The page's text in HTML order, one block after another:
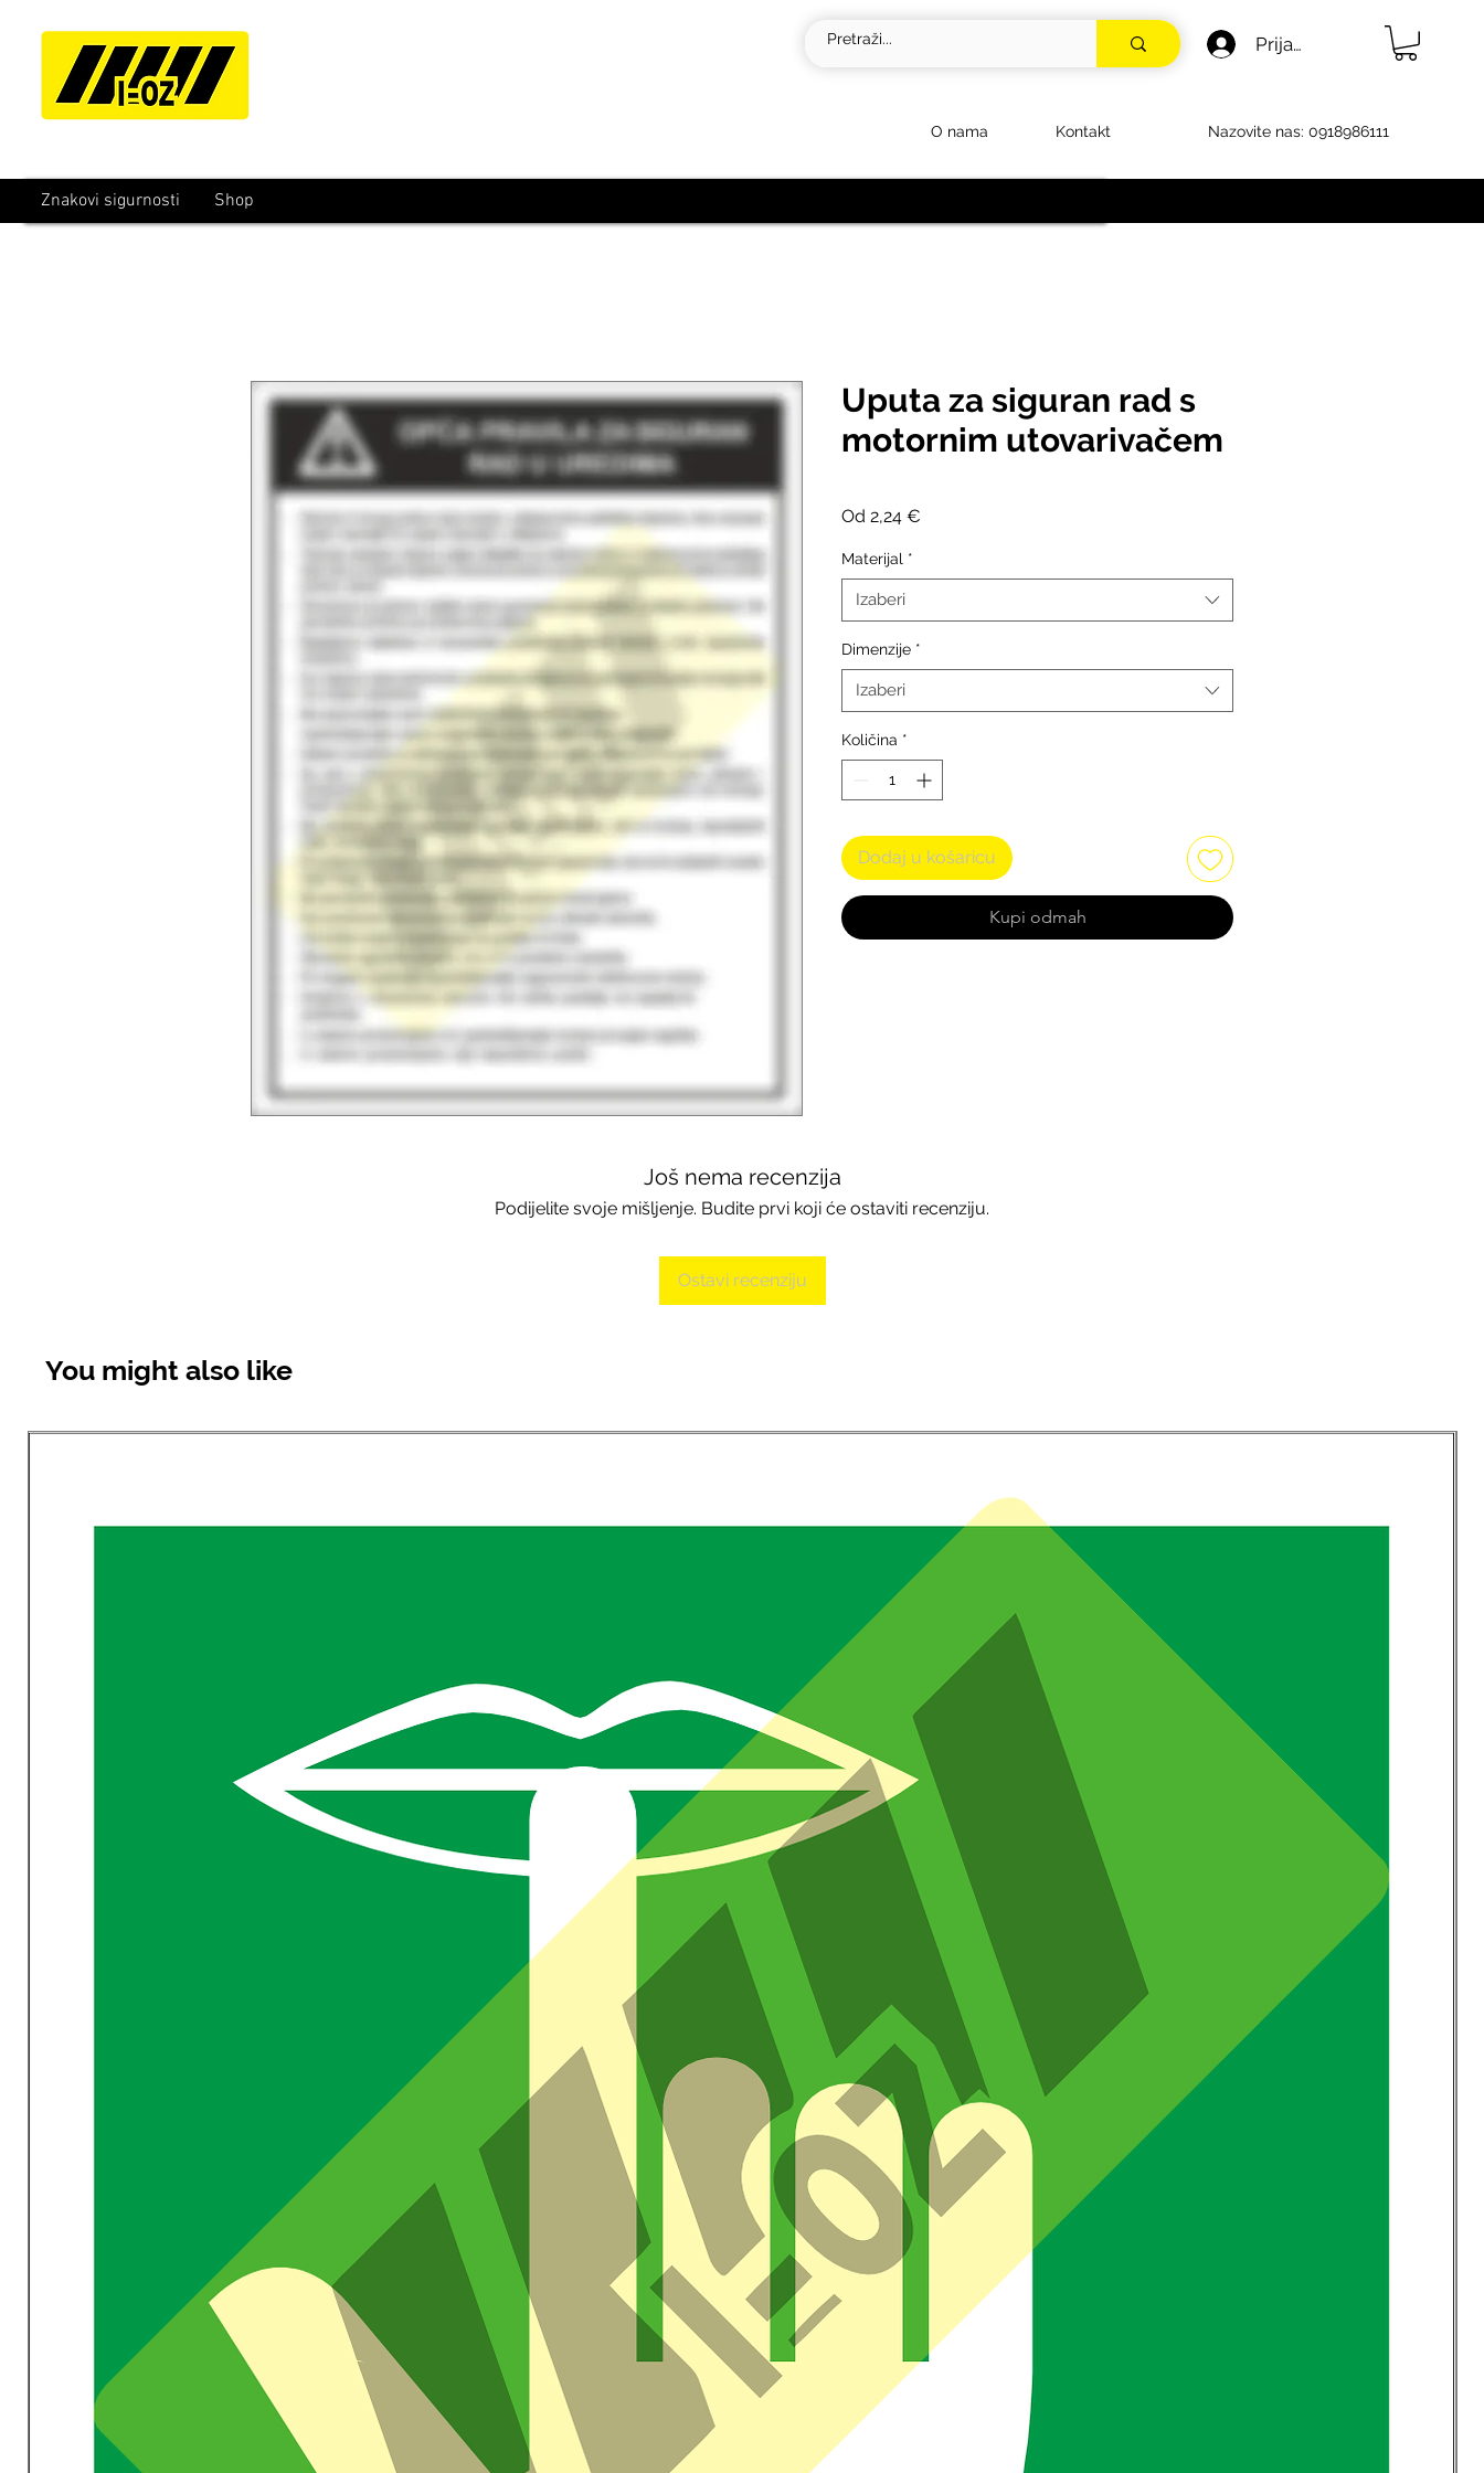
Prijava
O nama Kontakt Nazovite nas: 0918986111
Znakovi sigurnosti Shop
Uputa za siguran rad s
motornim utovarivačem
Od 2,24 €
Materijal *
Izaberi
Dimenzije *
Izaberi
Količina *
Dodaj u košaricu
Kupi odmah
Još nema recenzija
Podijelite svoje mišljenje. Budite prvi koji će ostaviti recenziju.
Ostavi recenziju
You might also like